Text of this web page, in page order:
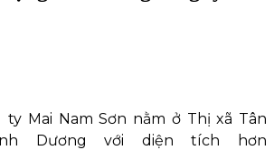
ty Mai Nam Sơn nằm ở Thị xã Tân
Dương với diện tích hơn